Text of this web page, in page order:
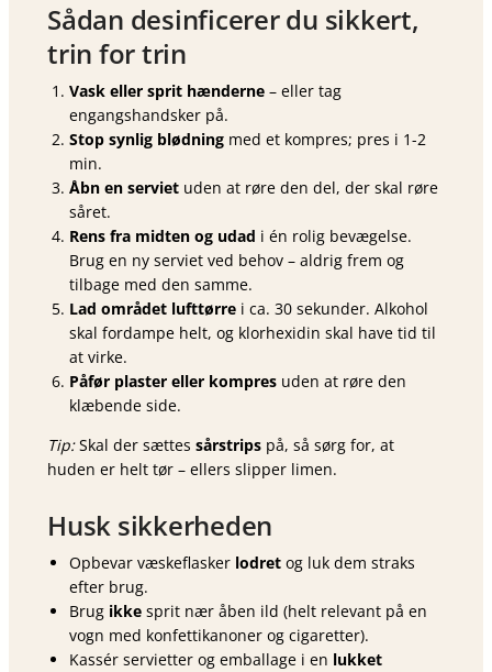
Sådan desinficerer du sikkert,
trin for trin
Vask eller sprit hænderne – eller tag
engangshandsker på.
Stop synlig blødning med et kompres; pres i 1-2
min.
Åbn en serviet uden at røre den del, der skal røre
såret.
Rens fra midten og udad i én rolig bevægelse.
Brug en ny serviet ved behov – aldrig frem og
tilbage med den samme.
Lad området lufttørre i ca. 30 sekunder. Alkohol
skal fordampe helt, og klorhexidin skal have tid til
at virke.
Påfør plaster eller kompres uden at røre den
klæbende side.
Tip:Skal der sættes sårstrips på, så sørg for, at
huden er helt tør – ellers slipper limen.
Husk sikkerheden
Opbevar væskeflasker lodret og luk dem straks
efter brug.
Brug ikke sprit nær åben ild (helt relevant på en
vogn med konfettikanoner og cigaretter).
Kassér servietter og emballage i en lukket